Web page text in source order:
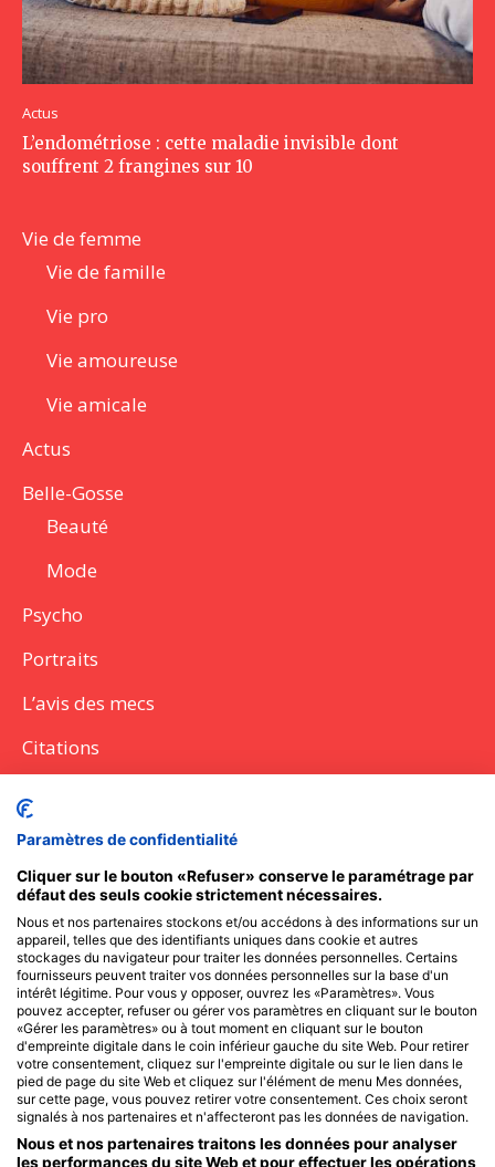
Actus
L’endométriose : cette maladie invisible dont
souffrent 2 frangines sur 10
Vie de femme
Vie de famille
Vie pro
Vie amoureuse
Vie amicale
Actus
Belle-Gosse
Beauté
Mode
Psycho
Portraits
L’avis des mecs
Citations
Citations
Discours
Questions à poser
Messages SMS
Recevoir l'actu des Frangines
Reste informé des meilleurs articles et nouveautés avec
seulement 1 e-mail par mois.
Paramètres de confidentialité
Cliquer sur le bouton «Refuser» conserve le paramétrage par
défaut des seuls cookie strictement nécessaires.
Nous et nos partenaires stockons et/ou accédons à des informations sur un
appareil, telles que des identifiants uniques dans cookie et autres
stockages du navigateur pour traiter les données personnelles. Certains
fournisseurs peuvent traiter vos données personnelles sur la base d'un
intérêt légitime. Pour vous y opposer, ouvrez les «Paramètres». Vous
pouvez accepter, refuser ou gérer vos paramètres en cliquant sur le bouton
«Gérer les paramètres» ou à tout moment en cliquant sur le bouton
d'empreinte digitale dans le coin inférieur gauche du site Web. Pour retirer
votre consentement, cliquez sur l'empreinte digitale ou sur le lien dans le
pied de page du site Web et cliquez sur l'élément de menu Mes données,
sur cette page, vous pouvez retirer votre consentement. Ces choix seront
signalés à nos partenaires et n'affecteront pas les données de navigation.
Nous et nos partenaires traitons les données pour analyser
les performances du site Web et pour effectuer les opérations